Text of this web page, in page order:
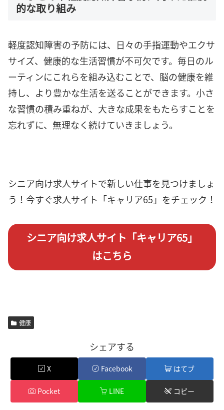
的な取り組み
軽度認知障害の予防には、日々の手指運動やエクサ
サイズ、健康的な生活習慣が不可欠です。毎日のル
ーティンにこれらを組み込むことで、脳の健康を維
持し、より豊かな生活を送ることができます。小さ
な習慣の積み重ねが、大きな成果をもたらすことを
忘れずに、無理なく続けていきましょう。
シニア向け求人サイトで新しい仕事を見つけましょ
う！今すぐ求人サイト「キャリア65」をチェック！
シニア向け求人サイト「キャリア65」
はこちら
健康
シェアする
X Facebook はてブ
Pocket LINE コピー